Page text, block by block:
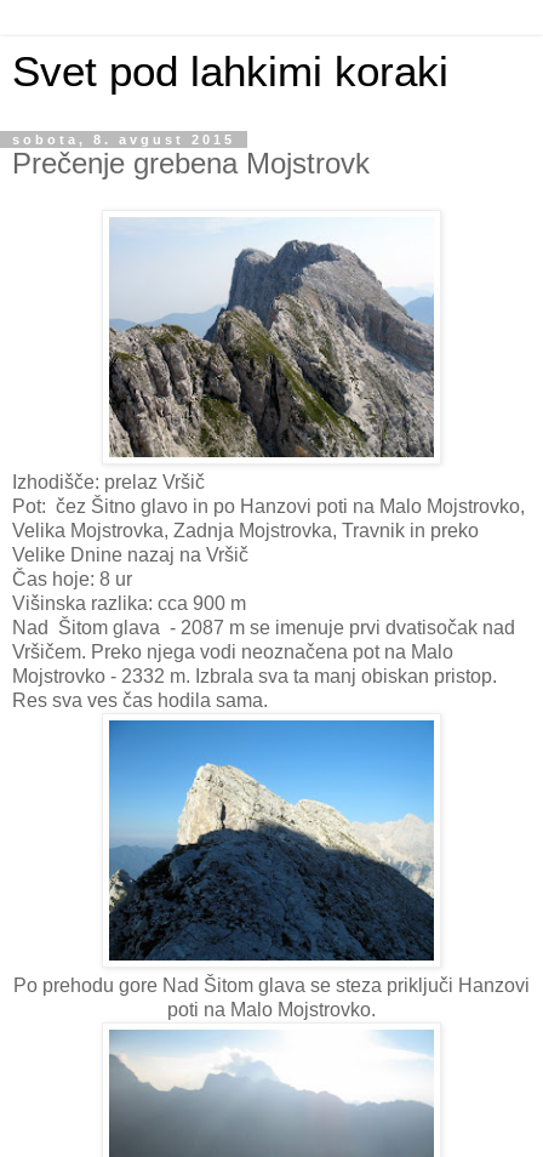
Svet pod lahkimi koraki
sobota, 8. avgust 2015
Prečenje grebena Mojstrovk
Izhodišče: prelaz Vršič
Pot: čez Šitno glavo in po Hanzovi poti na Malo Mojstrovko,
Velika Mojstrovka, Zadnja Mojstrovka, Travnik in preko
Velike Dnine nazaj na Vršič
Čas hoje: 8 ur
Višinska razlika: cca 900 m
Nad Šitom glava - 2087 m se imenuje prvi dvatisočak nad
Vršičem. Preko njega vodi neoznačena pot na Malo
Mojstrovko - 2332 m. Izbrala sva ta manj obiskan pristop.
Res sva ves čas hodila sama.
Po prehodu gore Nad Šitom glava se steza priključi Hanzovi
poti na Malo Mojstrovko.